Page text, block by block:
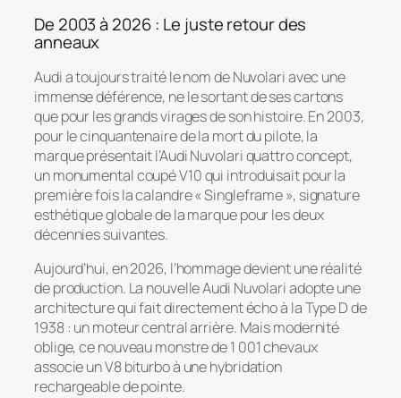
De 2003 à 2026 : Le juste retour des
anneaux
Audi a toujours traité le nom de Nuvolari avec une
immense déférence, ne le sortant de ses cartons
que pour les grands virages de son histoire. En 2003,
pour le cinquantenaire de la mort du pilote, la
marque présentait l’Audi Nuvolari quattro concept,
un monumental coupé V10 qui introduisait pour la
première fois la calandre« Singleframe », signature
esthétique globale de la marque pour les deux
décennies suivantes.
Aujourd’hui, en 2026, l’hommage devient une réalité
de production. La nouvelle Audi Nuvolari adopte une
architecture qui fait directement écho à la Type D de
1938 : un moteur central arrière. Mais modernité
oblige, ce nouveau monstre de 1 001 chevaux
associe un V8 biturbo à une hybridation
rechargeable de pointe.